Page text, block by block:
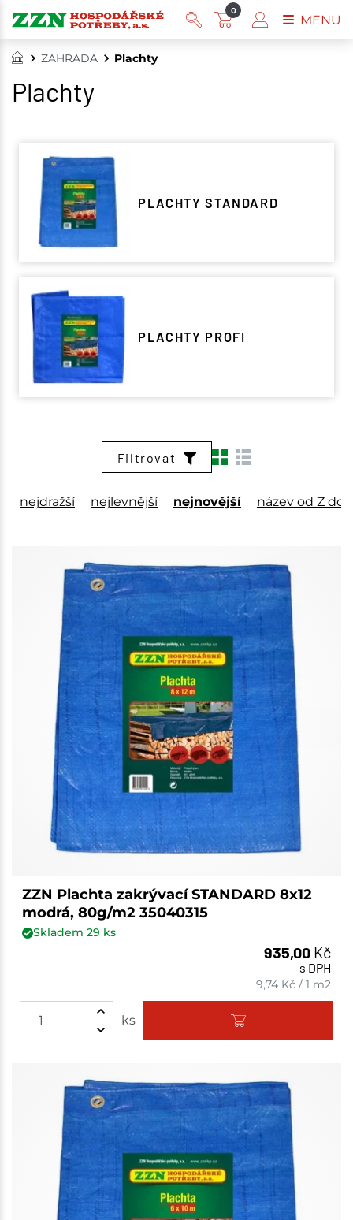
ZAHRADA Plachty
Plachty
PLACHTY STANDARD
PLACHTY PROFI
Filtrovat
nejdražší nejlevnější nejnovější název od Z do
ZZN Plachta zakrývací STANDARD 8x12
modrá, 80g/m2 35040315
Skladem 29 ks
935,00 Kč
s DPH
9,74 Kč /1 m2
ks
0
MENU